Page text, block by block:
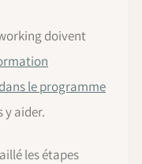
doivent
le programme
y aider.
les étapes